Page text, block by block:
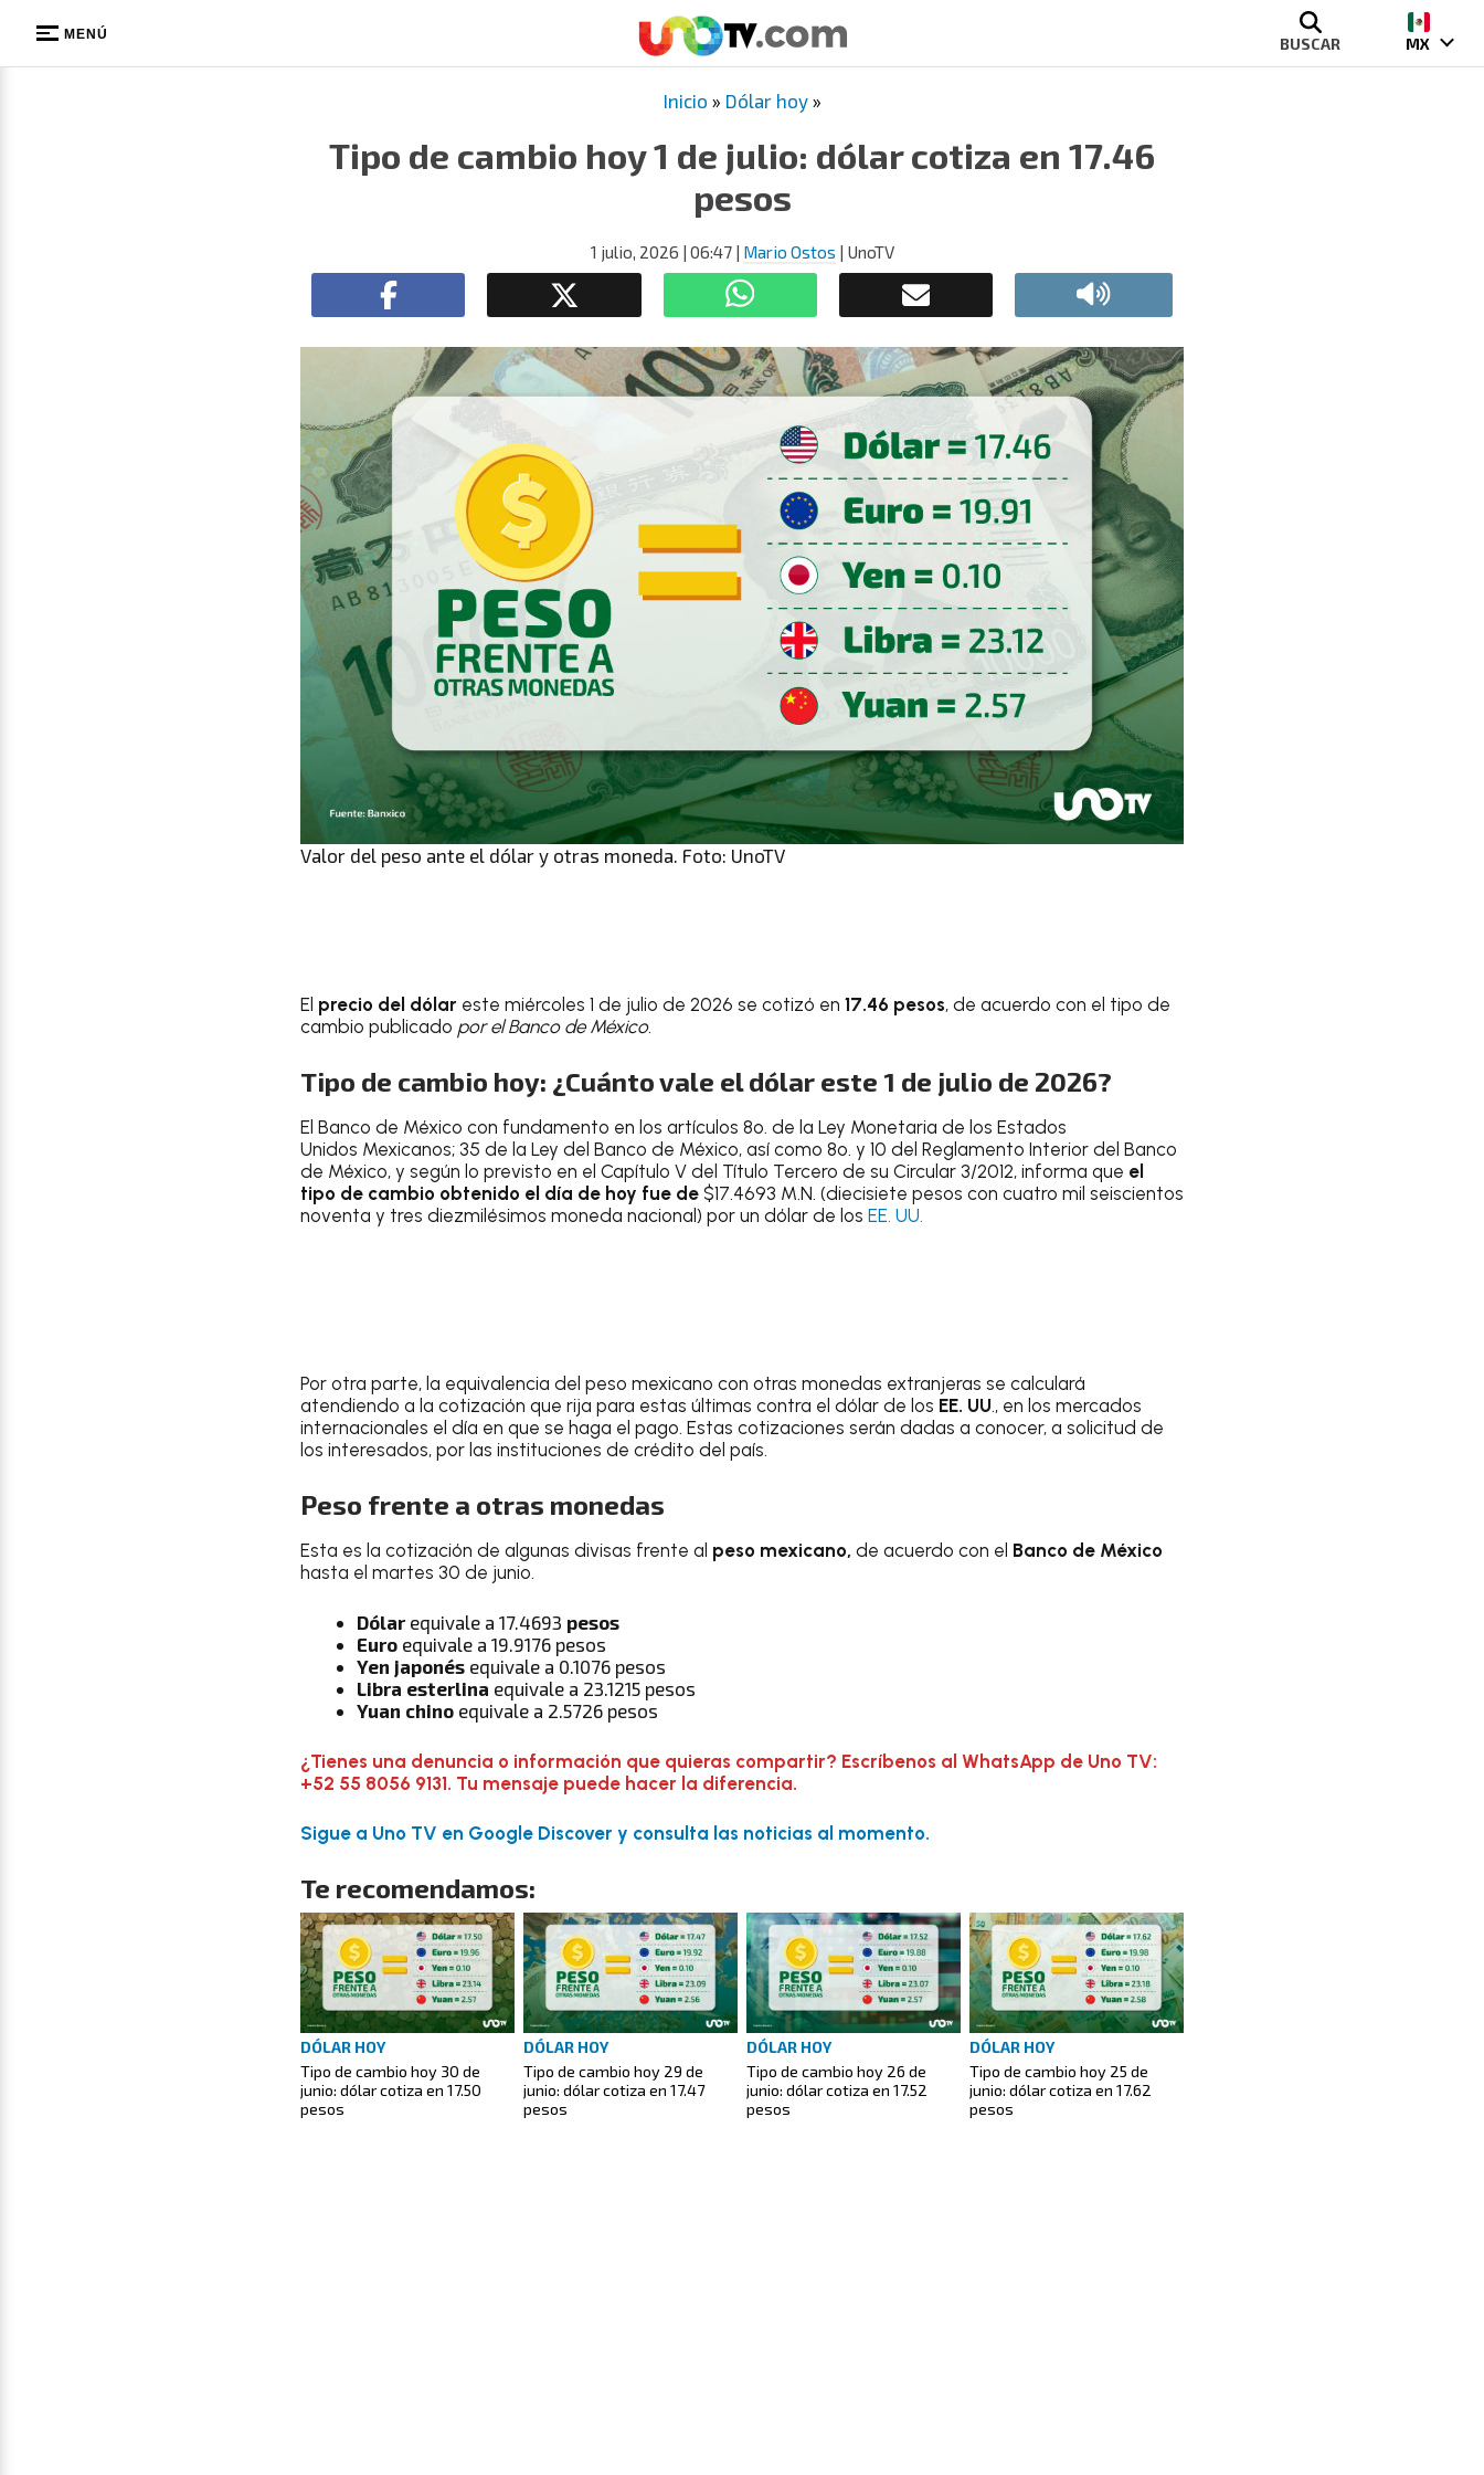
MENÚ BUSCAR MX
Inicio » Dólar hoy»
Tipo de cambio hoy 1 de julio: dólar cotiza en 17.46
pesos
1 julio, 2026 | 06:47| Mario Ostos | UnoTV
Valor del peso ante el dólar y otras moneda. Foto: UnoTV
El precio del dólar este miércoles 1 de julio de 2026 se cotizó en 17.46 pesos, de acuerdo con el tipo de
cambio publicado por el Banco de México.
Tipo de cambio hoy: ¿Cuánto vale el dólar este 1 de julio de 2026?
El Banco de México con fundamento en los artículos 8o. de la Ley Monetaria de los Estados
Unidos Mexicanos; 35 de la Ley del Banco de México, así como 8o. y 10 del Reglamento Interior del Banco
de México, y según lo previsto en el Capítulo V del Título Tercero de su Circular 3/2012, informa que el
tipo de cambio obtenido el día de hoy fue de $17.4693 M.N. (diecisiete pesos con cuatro mil seiscientos
noventa y tres diezmilésimos moneda nacional) por un dólar de los EE. UU.
Por otra parte, la equivalencia del peso mexicano con otras monedas extranjeras se calculará
atendiendo a la cotización que rija para estas últimas contra el dólar de los EE. UU., en los mercados
internacionales el día en que se haga el pago. Estas cotizaciones serán dadas a conocer, a solicitud de
los interesados, por las instituciones de crédito del país.
Peso frente a otras monedas
Esta es la cotización de algunas divisas frente al peso mexicano, de acuerdo con el Banco de México
hasta el martes 30 de junio.
Dólar equivale a 17.4693 pesos
Euro equivale a 19.9176 pesos
Yen japonés equivale a 0.1076 pesos
Libra esterlina equivale a 23.1215 pesos
Yuan chino equivale a 2.5726 pesos
¿Tienes una denuncia o información que quieras compartir? Escríbenos al WhatsApp de Uno TV:
+52 55 8056 9131. Tu mensaje puede hacer la diferencia.
Sigue a Uno TV en Google Discover y consulta las noticias al momento.
Te recomendamos:
DÓLAR HOY
Tipo de cambio hoy 30 de
junio: dólar cotiza en 17.50
pesos
DÓLAR HOY
Tipo de cambio hoy 29 de
junio: dólar cotiza en 17.47
pesos
DÓLAR HOY
Tipo de cambio hoy 26 de
junio: dólar cotiza en 17.52
pesos
DÓLAR HOY
Tipo de cambio hoy 25 de
junio: dólar cotiza en 17.62
pesos